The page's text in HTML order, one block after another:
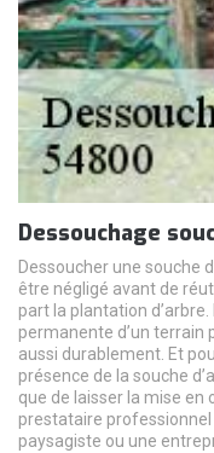
Dessouchage
Dessoucher une souche
être négligé avant de
part la plantation d’arbre.
permanente d’un terrain
aussi durablement. Et
présence de la souche
que de laisser la mise en
prestataire
paysagiste ou une